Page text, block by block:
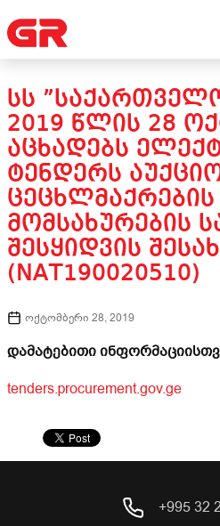
ᲡᲡ
2019 ᲬᲚᲘᲡ 28
ᲐᲪᲮᲐᲓᲔᲑᲡ
ᲢᲔᲜᲓᲔᲠᲡ
ᲪᲔᲪᲮᲚᲛᲐᲥᲠᲔᲑᲘᲡ
ᲛᲝᲛᲡᲐᲮᲣᲠᲔᲑᲘᲡ
ᲨᲔᲡᲧᲘᲓᲕᲘᲡ
(NAT190020510)
ოქტომბერი 28, 2019
დამატებითი
tenders.procurement.gov.ge
+995 32